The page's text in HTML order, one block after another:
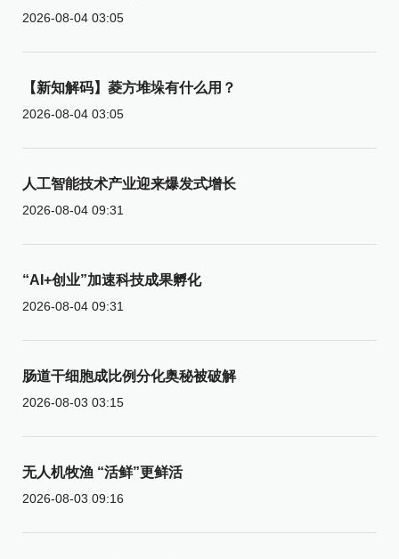
2026-08-04 03:05
【新知解码】菱方堆垛有什么用？
2026-08-04 03:05
人工智能技术产业迎来爆发式增长
2026-08-04 09:31
“AI+创业”加速科技成果孵化
2026-08-04 09:31
肠道干细胞成比例分化奥秘被破解
2026-08-03 03:15
无人机牧渔 “活鲜”更鲜活
2026-08-03 09:16